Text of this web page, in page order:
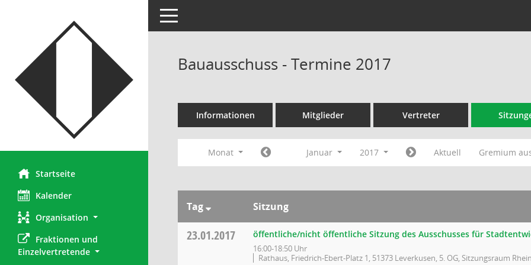
Startseite
Kalender
Organisation
Fraktionen und
Einzelvertretende
Toggle navigation
Bauausschuss - Termine 2017
Informationen Mitglieder Vertreter
Monat Januar 2017 Aktuell Gremium
Tag Sitzung
23.01.2017 öffentliche/nicht öffentliche Sitzung des Ausschusses für
16:00-18:50 Uhr
Rathaus, Friedrich-Ebert-Platz 1, 51373 Leverkusen, 5. OG, Sitzungsraum